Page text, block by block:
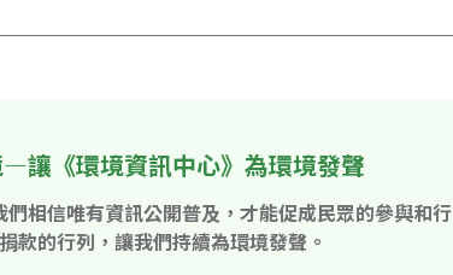
讓《環境資訊中心》為環境發聲
們相信唯有資訊公開普及，才能促成民眾的參與和行
款的行列，讓我們持續為環境發聲。